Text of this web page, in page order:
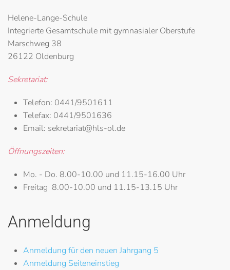
Helene-Lange-Schule
Integrierte Gesamtschule mit gymnasialer Oberstufe
Marschweg 38
26122 Oldenburg
Sekretariat:
Telefon: 0441/9501611
Telefax: 0441/9501636
Email: sekretariat@hls-ol.de
Öffnungszeiten:
Mo. - Do. 8.00-10.00 und 11.15-16.00 Uhr
Freitag 8.00-10.00 und 11.15-13.15 Uhr
Anmeldung
Anmeldung für den neuen Jahrgang 5
Anmeldung Seiteneinstieg